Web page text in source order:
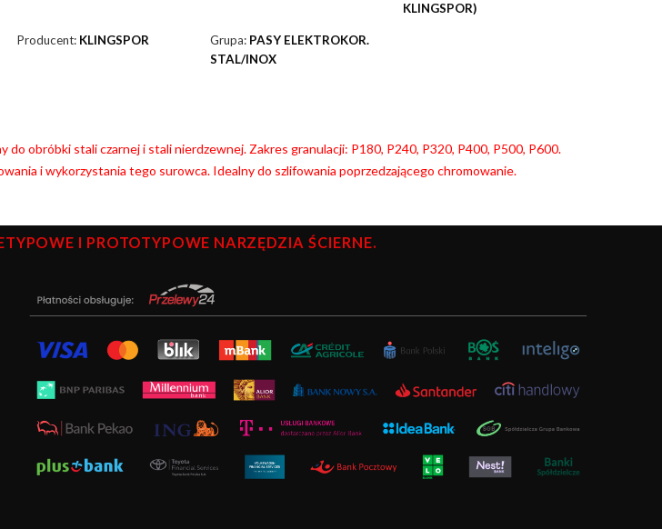
KLINGSPOR)
Producent: KLINGSPOR Grupa: PASY ELEKTROKOR.
STAL/INOX
do obróbki stali czarnej i stali nierdzewnej. Zakres granulacji: P180, P240, P320, P400, P500, P600.
i wykorzystania tego surowca. Idealny do szlifowania poprzedzającego chromowanie.
I PROTOTYPOWE NARZĘDZIA ŚCIERNE.